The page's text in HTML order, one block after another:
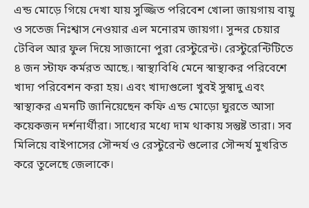
এন্ড মোড়ে গিয়ে দেখা যায় সুজ্জিত পরিবেশ খোলা জায়গায় বায়ু
ও সতেজ নিঃশ্বাস নেওয়ার এল মনোরম জায়গা। সুন্দর চেয়ার
টেবিল আর ফুল দিয়ে সাজানো পুরা রেস্টুরেন্ট। রেস্টুরেন্টিটিতে
৪ জন স্টাফ কর্মরত আছে.। স্বাস্থ্যবিধি মেনে স্বাস্থ্যকর পরিবেশে
খাদ্য পরিবেশন করা হয়। এবং খাদ্যগুলো খুবই সুস্বাদু এবং
স্বাস্থ্যকর এমনটি জানিয়েছেন কফি এন্ড মোড়ো ঘুরতে আসা
কয়েকজন দর্শনার্থীরা। সাধ্যের মধ্যে দাম থাকায় সন্তুষ্ট তারা। সব
মিলিয়ে বাইপাসের সৌন্দর্য ও রেস্টুরেন্ট গুলোর সৌন্দর্য মুখরিত
করে তুলেছে জেলাকে।